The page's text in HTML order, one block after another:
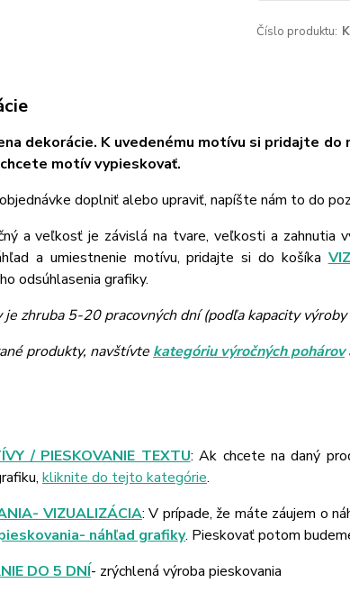
Číslo produktu:
dekorácie. K uvedenému motívu si pridajte
motív vypieskovať.
doplniť alebo upraviť, napíšte nám to do
a veľkosť je závislá na tvare, veľkosti a zahnutia
a umiestnenie motívu, pridajte si do košíka
odsúhlasenia grafiky.
je zhruba 5-20 pracovných dní (podľa kapacity
produkty, navštívte kategóriu výročných pohárov
/ PIESKOVANIE TEXTU: Ak chcete na daný
kliknite do tejto kategórie.
VIZUALIZÁCIA: V prípade, že máte záujem o
náhľad grafiky. Pieskovať potom
DO 5 DNÍ- zrýchlená výroba pieskovania